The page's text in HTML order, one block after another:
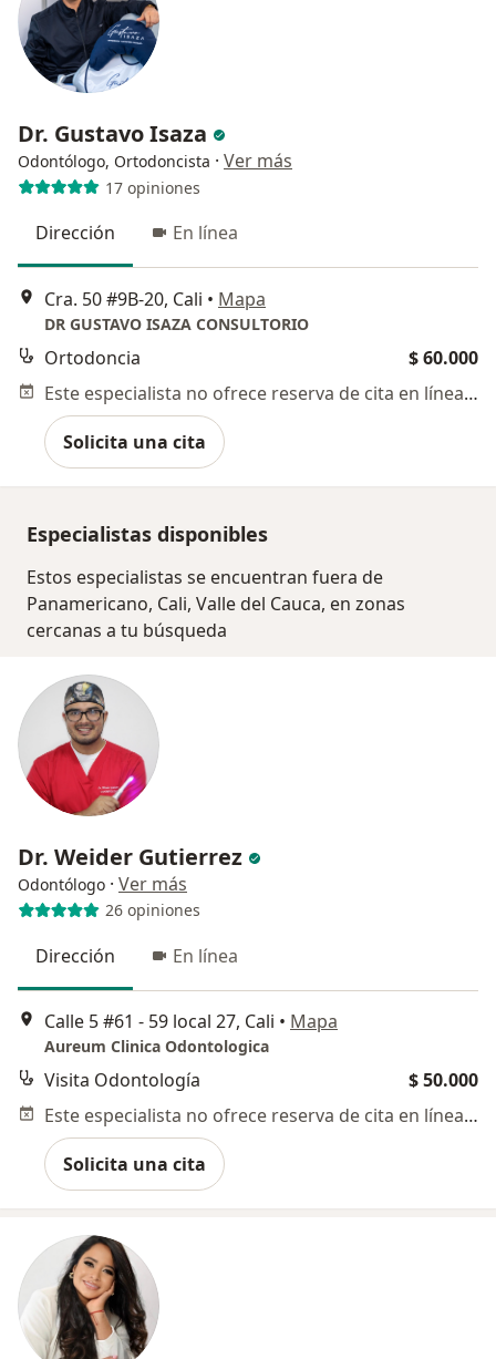
Dr. Gustavo Isaza
Odontólogo, Ortodoncista · Ver más
17 opiniones
Dirección En línea
Cra. 50 #9B-20, Cali • Mapa
DR GUSTAVO ISAZA CONSULTORIO
Ortodoncia
$ 60.000
Este especialista no ofrece reserva de cita en línea en esta dirección.
Solicita una cita
Especialistas disponibles
Estos especialistas se encuentran fuera de
Panamericano, Cali, Valle del Cauca, en zonas
cercanas a tu búsqueda
Dr. Weider Gutierrez
Odontólogo · Ver más
26 opiniones
Dirección En línea
Calle 5 #61 - 59 local 27, Cali • Mapa
Aureum Clinica Odontologica
Visita Odontología
$ 50.000
Este especialista no ofrece reserva de cita en línea en esta dirección.
Solicita una cita